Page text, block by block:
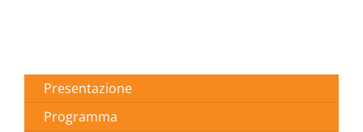
Presentazione
Programma